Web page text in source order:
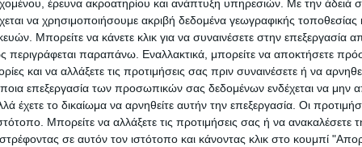
έρευνα ακροατηρίου και ανάπτυξη υπηρεσιών. Με την άδειά
να χρησιμοποιήσουμε ακριβή δεδομένα γεωγραφικής τοποθεσίας
Μπορείτε να κάνετε κλικ για να συναινέσετε στην επεξεργασία
περιγράφεται παραπάνω. Εναλλακτικά, μπορείτε να αποκτήσετε
και να αλλάξετε τις προτιμήσεις σας πριν συναινέσετε ή να
επεξεργασία των προσωπικών σας δεδομένων ενδέχεται να μην
έχετε το δικαίωμα να αρνηθείτε αυτήν την επεξεργασία. Οι
Μπορείτε να αλλάξετε τις προτιμήσεις σας ή να ανακαλέσετε
σε αυτόν τον ιστότοπο και κάνοντας κλικ στο κουμπί
τηλεφωνικά με εκπομπή τοπικού
πρόεδρος Ερντογάν δεν μπορούσε να
της αδιαθεσίας του.
τουρκικά μέσα κοινωνικής δικτύωσης
υπέστη μερική παράλυση στο